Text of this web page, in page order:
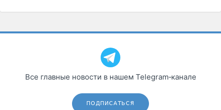
Все главные новости в нашем Telegram‑канале
ПОДПИСАТЬСЯ